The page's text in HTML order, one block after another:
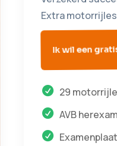
Extra
Ik wil een
29
AVB